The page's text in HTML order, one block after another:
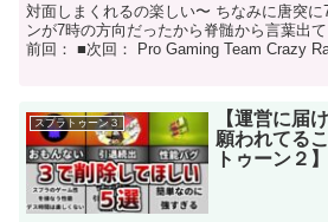
対面しまくれるの楽しい〜 ちなみに唐突
ンが7時の方向だったから脊髄から言葉出
前回： ■次回： Pro Gaming Team Crazy
スプラトゥーン３
【運営に届
願われてる
トゥーン２